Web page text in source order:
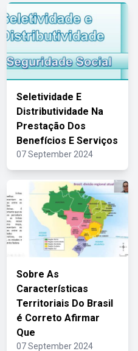
Seletividade E
Distributividade Na
Prestação Dos
Benefícios E Serviços
07 September 2024
Sobre As
Características
Territoriais Do Brasil
é Correto Afirmar
Que
07 September 2024